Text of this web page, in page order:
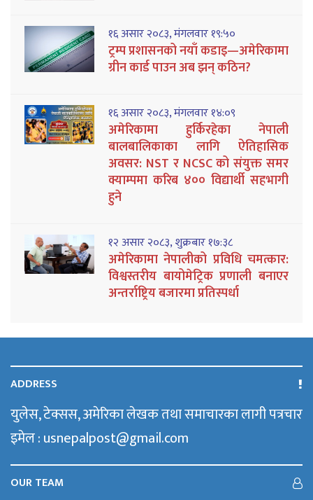
१६ असार २०८३, मंगलवार १९:५०
ट्रम्प प्रशासनको नयाँ कडाइ—अमेरिकामा
ग्रीन कार्ड पाउन अब झन् कठिन?
१६ असार २०८३, मंगलवार १४:०९
अमेरिकामा हुर्किरहेका नेपाली
बालबालिकाका लागि ऐतिहासिक
अवसर: NST र NCSC को संयुक्त समर
क्याम्पमा करिब ४०० विद्यार्थी सहभागी
हुने
१२ असार २०८३, शुक्रबार १७:३८
अमेरिकामा नेपालीको प्रविधि चमत्कार:
विश्वस्तरीय बायोमेट्रिक प्रणाली बनाएर
अन्तर्राष्ट्रिय बजारमा प्रतिस्पर्धा
ADDRESS
युलेस, टेक्सस, अमेरिका लेखक तथा समाचारका लागी पत्रचार
इमेल : usnepalpost@gmail.com
OUR TEAM